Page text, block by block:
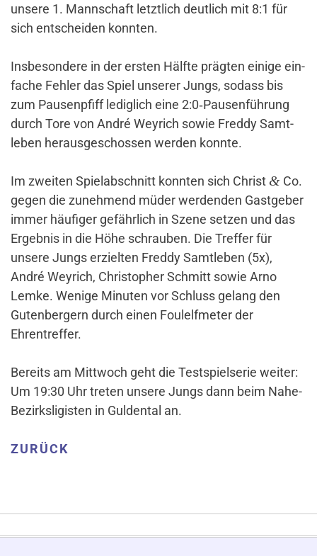
unsere 1. Mann­schaft letzt­lich deut­lich mit 8:1 für
sich ent­scheiden konnten.
Ins­be­son­dere in der ersten Hälfte prägten einige ein­
fache Fehler das Spiel unserer Jungs, sodass bis
zum Pau­sen­pfiff ledig­lich eine 2:0‑Pausenführung
durch Tore von André Wey­rich sowie Freddy Samt­
leben her­aus­ge­schossen werden konnte.
Im zweiten Spiel­ab­schnitt konnten sich Christ& Co.
gegen die zuneh­mend müder wer­denden Gast­geber
immer häu­figer gefähr­lich in Szene setzen und das
Ergebnis in die Höhe schrauben. Die Treffer für
unsere Jungs erzielten Freddy Samt­leben (5x),
André Wey­rich, Chris­to­pher Schmitt sowie Arno
Lemke. Wenige Minuten vor Schluss gelang den
Guten­ber­gern durch einen Foul­elf­meter der
Ehrentreffer.
Bereits am Mitt­woch geht die Test­spiel­serie weiter:
Um 19:30 Uhr treten unsere Jungs dann beim Nahe-
Bezirks­li­gisten in Gul­dental an.
ZURÜCK